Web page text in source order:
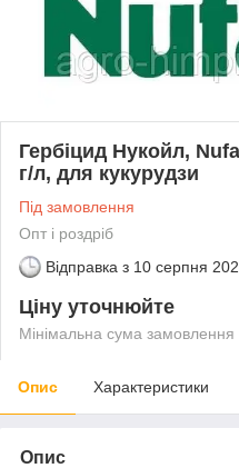
Гербіцид Нукойл,
г/л, для кукурудзи
Під замовлення
Опт і роздріб
Відправка з 10 серпня
Ціну уточнюйте
Мінімальна сума
Опис Характеристики
Опис